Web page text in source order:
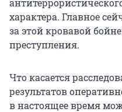
характера. Главное
за этой кровавой
преступления.
Что касается
результатов
в настоящее время